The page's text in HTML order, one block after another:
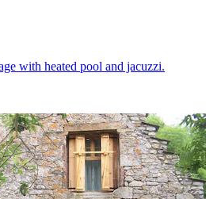
with heated pool and jacuzzi.